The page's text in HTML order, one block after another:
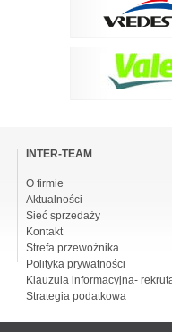
nawigacjeINTER-TEAM
O firmie
Aktualności
Sieć sprzedaży
Kontakt
Strefa przewoźnika
Polityka prywatności
Klauzula informacyjna-
Strategia podatkowa